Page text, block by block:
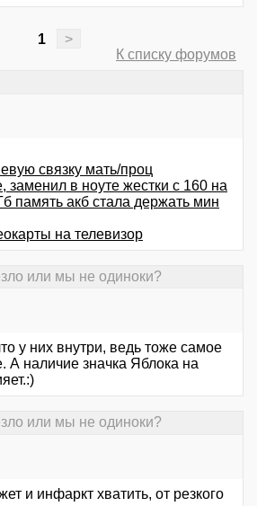
1
>
К списку форумов
связку мать/проц
заменил в ноуте жестки с 160 на
память акб стала держать мин
на телевизор
или мы не одиноки?
у них внутри, ведь тоже самое
А наличие значка Яблока на
или мы не одиноки?
и инфаркт хватить, от резкого